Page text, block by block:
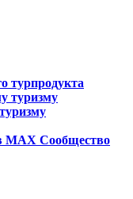
турпродукта
туризму
MAX Сообщество